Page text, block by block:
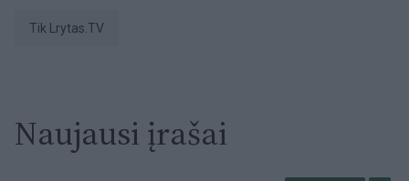
tik Lrytas.TV
Naujausi įrašai